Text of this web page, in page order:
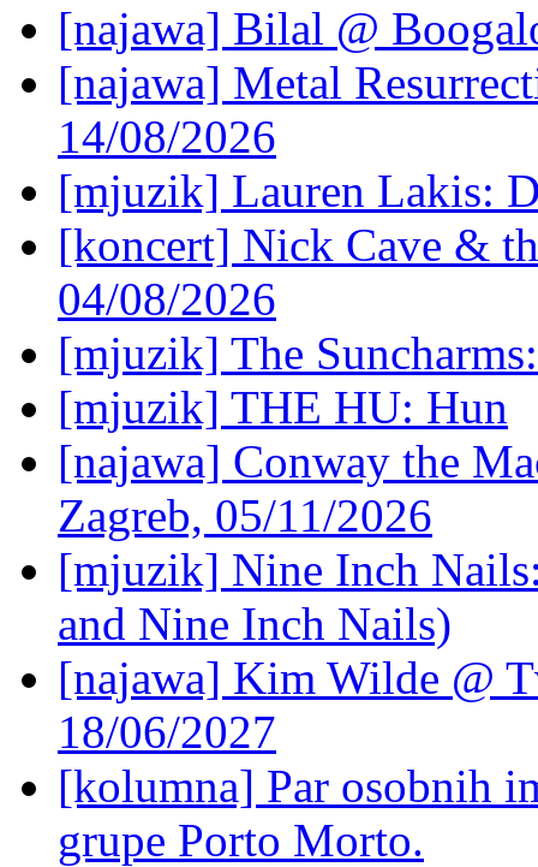
[najawa] Bilal @
[najawa] Metal
14/08/2026
[mjuzik] Lauren Lakis:
[koncert] Nick Cave &
04/08/2026
[mjuzik] The
[mjuzik] THE HU: Hun
[najawa] Conway the
Zagreb, 05/11/2026
[mjuzik] Nine Inch
and Nine Inch Nails)
[najawa] Kim Wilde @
18/06/2027
[kolumna] Par osobnih
grupe Porto Morto.